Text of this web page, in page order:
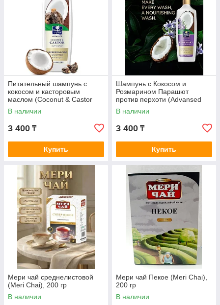
Питательный шампунь с
кокосом и касторовым
маслом (Coconut & Castor
Shampoo NOURISHING
CARE, Parachute), 340 мл
В наличии
3 400 ₸
Купить
Шампунь с Кокосом и
Розмарином Парашют
против перхоти (Advansed
Coconut & Rosemary
Shampoo Parachut 340 мл
В наличии
3 400 ₸
Купить
Мери чай среднелистовой
(Meri Chai), 200 гр
В наличии
Мери чай Пекое (Meri Chai),
200 гр
В наличии